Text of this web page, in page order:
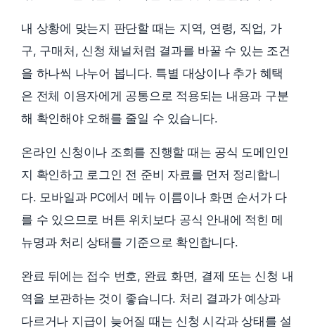
내 상황에 맞는지 판단할 때는 지역, 연령, 직업, 가
구, 구매처, 신청 채널처럼 결과를 바꿀 수 있는 조건
을 하나씩 나누어 봅니다. 특별 대상이나 추가 혜택
은 전체 이용자에게 공통으로 적용되는 내용과 구분
해 확인해야 오해를 줄일 수 있습니다.
온라인 신청이나 조회를 진행할 때는 공식 도메인인
지 확인하고 로그인 전 준비 자료를 먼저 정리합니
다. 모바일과 PC에서 메뉴 이름이나 화면 순서가 다
를 수 있으므로 버튼 위치보다 공식 안내에 적힌 메
뉴명과 처리 상태를 기준으로 확인합니다.
완료 뒤에는 접수 번호, 완료 화면, 결제 또는 신청 내
역을 보관하는 것이 좋습니다. 처리 결과가 예상과
다르거나 지급이 늦어질 때는 신청 시각과 상태를 설